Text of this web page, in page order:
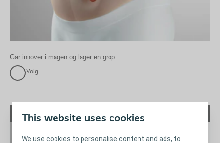
This website uses cookies
We use cookies to personalise content and ads, to
Går innover i magen og lager en grop.
Velg
Utover